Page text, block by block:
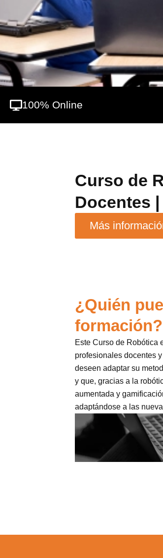
Aprendizaje donde el
especialistas en el sector.
100% Online
Curso de
Docentes
Más
¿Quién
formación?
Este Curso de Robótica
profesionales docentes
deseen adaptar su
y que, gracias a la
aumentada y
adaptándose a las